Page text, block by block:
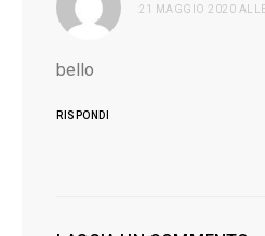
detto:
21 MAGGIO 2020
bello
RISPONDI